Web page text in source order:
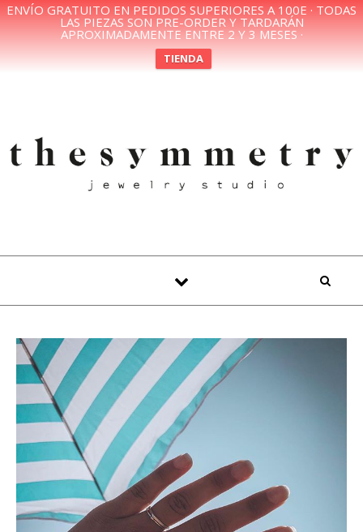
ENVÍO GRATUITO EN PEDIDOS SUPERIORES A 100E · TODAS
LAS PIEZAS SON PRE-ORDER Y TARDARÁN
APROXIMADAMENTE ENTRE 2 Y 3 MESES ·
TIENDA